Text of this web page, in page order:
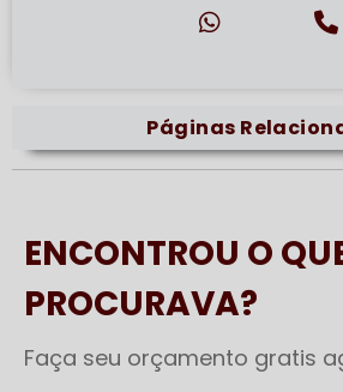
Páginas
ENCONTROU O
PROCURAVA?
Faça seu orçamento gratis